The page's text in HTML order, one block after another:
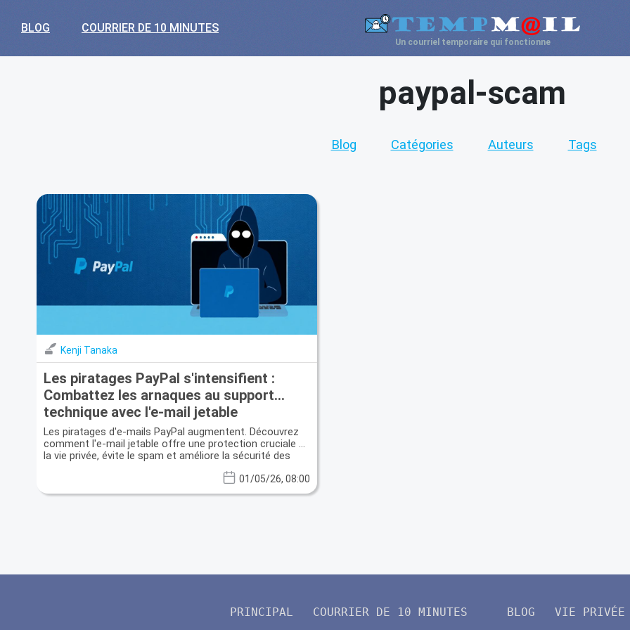
BLOG COURRIER DE 10 MINUTES
Un courriel temporaire qui fonctionne
paypal-scam
Blog Catégories Auteurs Tags
Kenji Tanaka
Les piratages PayPal s'intensifient :
Combattez les arnaques au support
technique avec l'e-mail jetable
Les piratages d'e-mails PayPal augmentent. Découvrez
comment l'e-mail jetable offre une protection cruciale de
la vie privée, évite le spam et améliore la sécurité des
01/05/26, 08:00
PRINCIPAL COURRIER DE 10 MINUTES BLOG VIE PRIVÉE